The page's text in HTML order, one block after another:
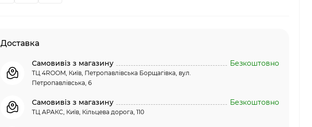
Доставка
Самовивіз з магазину
ТЦ 4ROOM, Київ, Петропавлівська Борщагівка, вул.
Петропавлівська, 6
Безкоштовно
Самовивіз з магазину
ТЦ АРАКС, Київ, Кільцева дорога, 110
Безкоштовно